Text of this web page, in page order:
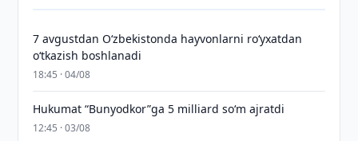
7 avgustdan O‘zbekistonda hayvonlarni ro‘yxatdan
o‘tkazish boshlanadi
18:45 · 04/08
Hukumat “Bunyodkor”ga 5 milliard so‘m ajratdi
12:45 · 03/08